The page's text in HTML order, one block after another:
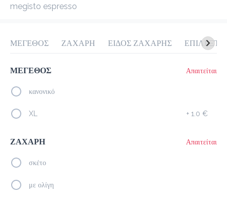
προ-παραγγελία • Κριτικές
Όλες
megisto espresso
ΜΕΓΕΘΟΣ ΖΑΧΑΡΗ ΕΙΔΟΣ ΖΑΧΑΡΗΣ ΕΠΙΛΕΞΤΕ
ΜΕΓΕΘΟΣ Απαιτείται
κανονικό
XL + 1.0 €
ΖΑΧΑΡΗ Απαιτείται
σκέτο
με ολίγη